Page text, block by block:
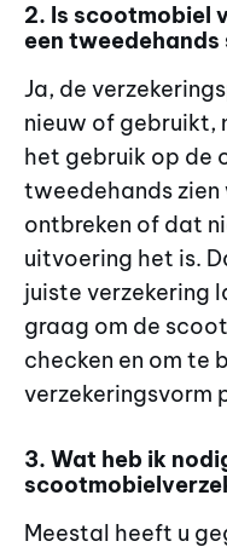
2. Is scootmobiel
een
Ja, de
nieuw of gebruikt,
het gebruik op de
tweedehands
ontbreken of dat
uitvoering het is.
juiste verzekering
graag om de
checken en om te
verzekeringsvorm
3. Wat heb ik
Meestal heeft u